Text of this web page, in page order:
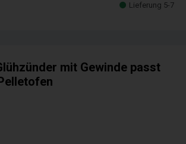
Lieferung 5-7
mit Gewinde passt